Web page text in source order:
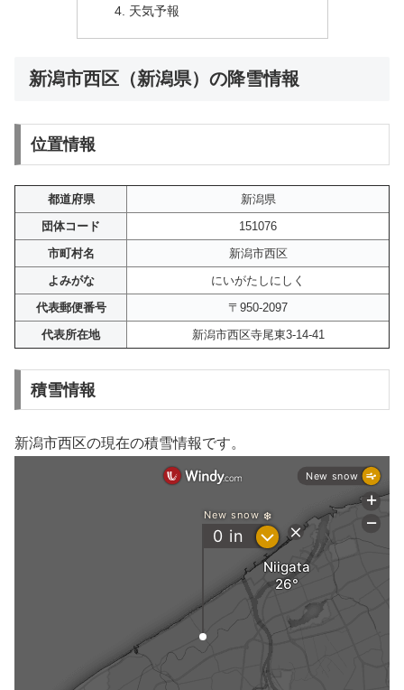
天気予報
新潟市西区（新潟県）の降雪情報
位置情報
都道府県
新潟県
団体コード
151076
市町村名
新潟市西区
よみがな
にいがたしにしく
代表郵便番号
〒950-2097
代表所在地
新潟市西区寺尾東3-14-41
積雪情報
新潟市西区の現在の積雪情報です。